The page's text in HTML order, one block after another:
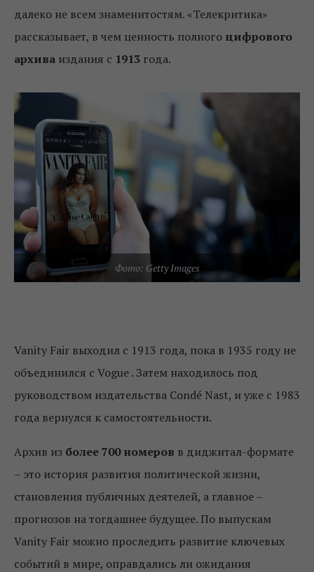
далеко не всем знаменитостям. «Телекритика»
рассказывает, в чем ценность полного цифрового
архива издания с 1913 года.
Фото: Getty Images
Vanity Fair выходил с 1913 года, пока в 1935 году не
объединился с Vogue . Затем находилось под
руководством издательства Condé Nast, и уже с 1983
года вернулся к самостоятельности.
Архив из более 700 номеров в диджитал-формате
– это история развития политической жизни,
становления публичных деятелей, а главное –
прогнозов на тогдашнее будущее. По выпускам
Vanity Fair можно проследить развитие ключевых
событий в мире, оправдались ли ожидания